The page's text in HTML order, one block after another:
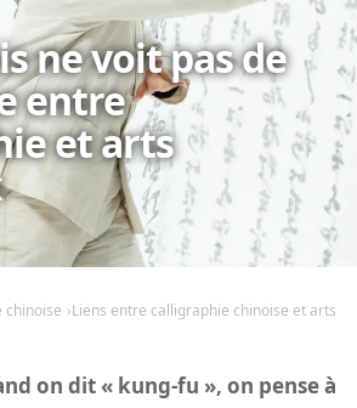
ne voit pas de
entre
et arts
chinoise Liens entre calligraphie chinoise et arts
on dit « kung-fu », on pense à